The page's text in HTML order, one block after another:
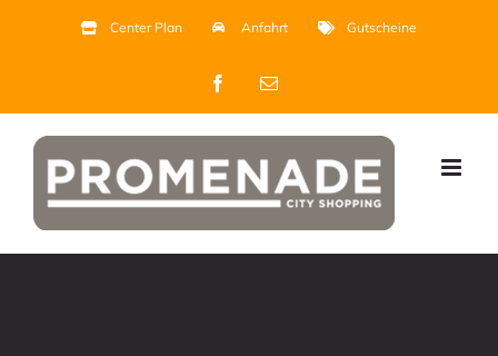
Center Plan Anfahrt Gutscheine
Facebook
E-